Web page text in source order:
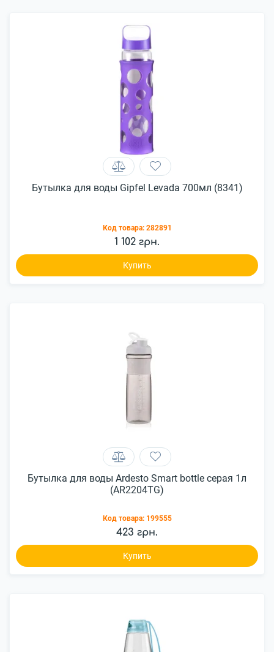
Бутылка для воды Gipfel Levada 700мл (8341)
Код товара: 282891
1 102 грн.
Купить
Бутылка для воды Ardesto Smart bottle серая 1л
(AR2204TG)
Код товара: 199555
423 грн.
Купить